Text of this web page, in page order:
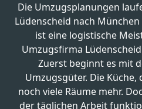
Die Umzugsplanungen
Lüdenscheid nach
ist eine logistische
Umzugsfirma
Zuerst beginnt es mit
Umzugsgüter. Die
noch viele Räume mehr.
der täglichen Arbeit